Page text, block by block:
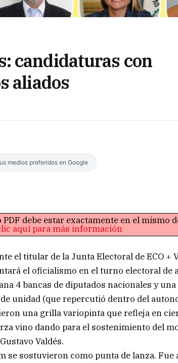
candidaturas con
aliados
medios preferidos en Google
debe estar exactamente en el mismo
aquí para más información
el titular de la Junta Electoral de ECO +
el oficialismo en el turno electoral de
4 bancas de diputados nacionales y una
unidad (que repercutió dentro del
una grilla variopinta que refleja en
vino dando para el sostenimiento del
Valdés.
se sostuvieron como punta de lanza. Fue